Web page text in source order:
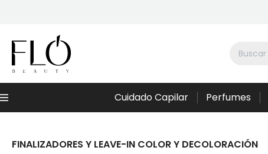
Menú Cuidado Capilar Perfumes
FINALIZADORES Y LEAVE-IN COLOR Y DECOLORACIÓN